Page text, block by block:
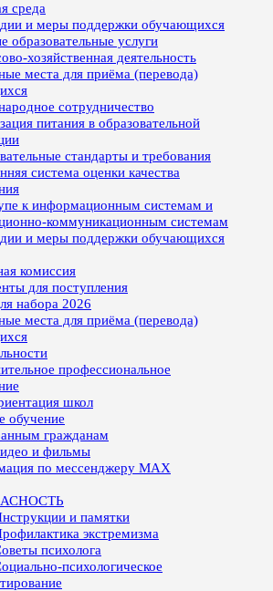
среда
и меры поддержки обучающихся
образовательные услуги
хозяйственная деятельность
места для приёма (перевода)
сотрудничество
питания в образовательной
стандарты и требования
система оценки качества
к информационным системам и
коммуникационным системам
и меры поддержки обучающихся
комиссия
для поступления
набора 2026
места для приёма (перевода)
профессиональное
школ
обучение
гражданам
и фильмы
по мессенджеру MAX
и памятки
экстремизма
психолога
психологическое